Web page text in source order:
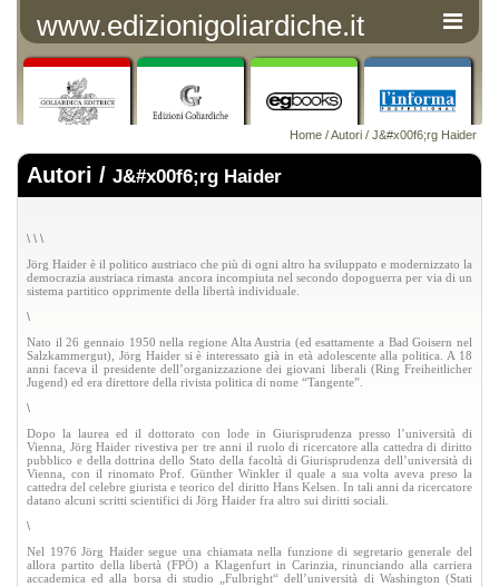
www.edizionigoliardiche.it
Home /Autori / J&#x00f6;rg Haider
Autori / J&#x00f6;rg Haider
\ \ \
Jörg Haider è il politico austriaco che più di ogni altro ha sviluppato e modernizzato la
democrazia austriaca rimasta ancora incompiuta nel secondo dopoguerra per via di un
sistema partitico opprimente della libertà individuale.
\
Nato il 26 gennaio 1950 nella regione Alta Austria (ed esattamente a Bad Goisern nel
Salzkammergut), Jörg Haider si è interessato già in età adolescente alla politica. A 18
anni faceva il presidente dell’organizzazione dei giovani liberali (Ring Freiheitlicher
Jugend) ed era direttore della rivista politica di nome “Tangente”.
\
Dopo la laurea ed il dottorato con lode in Giurisprudenza presso l’università di
Vienna, Jörg Haider rivestiva per tre anni il ruolo di ricercatore alla cattedra di diritto
pubblico e della dottrina dello Stato della facoltà di Giurisprudenza dell’università di
Vienna, con il rinomato Prof. Günther Winkler il quale a sua volta aveva preso la
cattedra del celebre giurista e teorico del diritto Hans Kelsen. In tali anni da ricercatore
datano alcuni scritti scientifici di Jörg Haider fra altro sui diritti sociali.
\
Nel 1976 Jörg Haider segue una chiamata nella funzione di segretario generale del
allora partito della libertà (FPÖ) a Klagenfurt in Carinzia, rinunciando alla carriera
accademica ed alla borsa di studio „Fulbright“ dell’università di Washington (Stati